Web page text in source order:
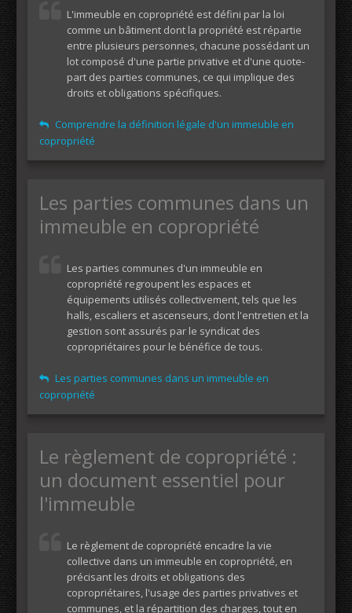
L'immeuble en copropriété est défini par la loi
comme un bâtiment dont la propriété est répartie
entre plusieurs personnes, chacune possédant un
lot composé d'une partie privative et d'une quote-
part des parties communes, ce qui implique des
droits et obligations spécifiques.
Comprendre la définition légale d'un immeuble en
copropriété
Les parties communes dans un
immeuble en copropriété
Les parties communes d'un immeuble en
copropriété regroupent les espaces et
équipements utilisés collectivement, tels que les
halls, escaliers et ascenseurs, dont l'entretien et la
gestion sont assurés par le syndicat des
copropriétaires pour le bénéfice de tous.
Les parties communes dans un immeuble en
copropriété
Le règlement de copropriété :
un document essentiel pour
l'immeuble
Le règlement de copropriété encadre la vie
collective dans un immeuble en copropriété, en
précisant les droits et obligations des
copropriétaires, l'usage des parties privatives et
communes, et la répartition des charges, tout en